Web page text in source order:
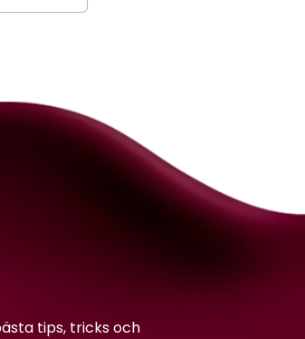
tips, tricks och